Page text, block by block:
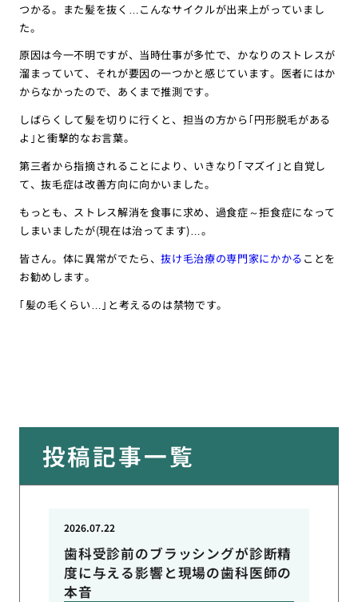
つかる。また髪を抜く…こんなサイクルが出来上がっていまし
た。
原因は今一不明ですが、当時仕事が多忙で、かなりのストレスが
溜まっていて、それが要因の一つかと感じています。医者にはか
からなかったので、あくまで推測です。
しばらくして髪を切りに行くと、担当の方から｢円形脱毛がある
よ｣と衝撃的なお言葉。
第三者から指摘されることにより、いきなり｢マズイ｣と自覚し
て、抜毛症は改善方向に向かいました。
もっとも、ストレス解消を食事に求め、過食症～拒食症になって
しまいましたが(現在は治ってます)…。
皆さん。体に異常がでたら、抜け毛治療の専門家にかかる ことを
お勧めします。
｢髪の毛くらい…｣と考えるのは禁物です。
投稿記事一覧
歯科受診前のブラッシングが診断精
度に与える影響と現場の歯科医師の
本音
2026.07.22